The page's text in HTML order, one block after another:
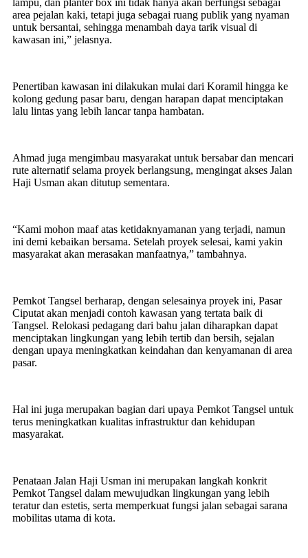
lampu, dan planter box ini tidak hanya akan berfungsi sebagai
area pejalan kaki, tetapi juga sebagai ruang publik yang nyaman
untuk bersantai, sehingga menambah daya tarik visual di
kawasan ini,” jelasnya.
Penertiban kawasan ini dilakukan mulai dari Koramil hingga ke
kolong gedung pasar baru, dengan harapan dapat menciptakan
lalu lintas yang lebih lancar tanpa hambatan.
Ahmad juga mengimbau masyarakat untuk bersabar dan mencari
rute alternatif selama proyek berlangsung, mengingat akses Jalan
Haji Usman akan ditutup sementara.
“Kami mohon maaf atas ketidaknyamanan yang terjadi, namun
ini demi kebaikan bersama. Setelah proyek selesai, kami yakin
masyarakat akan merasakan manfaatnya,” tambahnya.
Pemkot Tangsel berharap, dengan selesainya proyek ini, Pasar
Ciputat akan menjadi contoh kawasan yang tertata baik di
Tangsel. Relokasi pedagang dari bahu jalan diharapkan dapat
menciptakan lingkungan yang lebih tertib dan bersih, sejalan
dengan upaya meningkatkan keindahan dan kenyamanan di area
pasar.
Hal ini juga merupakan bagian dari upaya Pemkot Tangsel untuk
terus meningkatkan kualitas infrastruktur dan kehidupan
masyarakat.
Penataan Jalan Haji Usman ini merupakan langkah konkrit
Pemkot Tangsel dalam mewujudkan lingkungan yang lebih
teratur dan estetis, serta memperkuat fungsi jalan sebagai sarana
mobilitas utama di kota.